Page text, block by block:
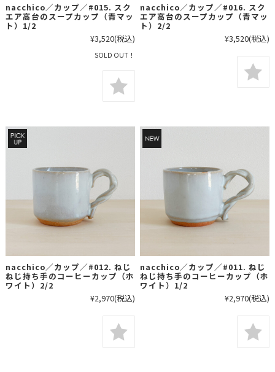
nacchico／カップ／#015. スク
エア高台のスープカップ（青マッ
ト）1/2
¥3,520(税込)
SOLD OUT！
nacchico／カップ／#016. スク
エア高台のスープカップ（青マッ
ト）2/2
¥3,520(税込)
nacchico／カップ／#012. ねじ
ねじ持ち手のコーヒーカップ（ホ
ワイト）2/2
¥2,970(税込)
nacchico／カップ／#011. ねじ
ねじ持ち手のコーヒーカップ（ホ
ワイト）1/2
¥2,970(税込)